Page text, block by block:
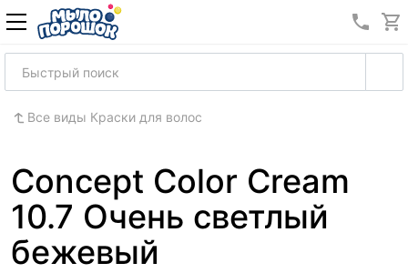
8
Все виды Краски для волос
Concept Color Cream
10.7 Очень светлый
бежевый